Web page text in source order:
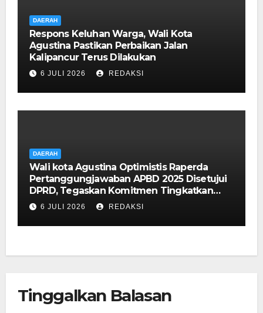
DAERAH
Respons Keluhan Warga, Wali Kota
Agustina Pastikan Perbaikan Jalan
Kalipancur Terus Dilakukan
6 JULI 2026 REDAKSI
DAERAH
Wali kota Agustina Optimistis Raperda
Pertanggungjawaban APBD 2025 Disetujui
DPRD, Tegaskan Komitmen Tingkatkan
Tata Kelola Pemerintahan
6 JULI 2026 REDAKSI
Tinggalkan Balasan